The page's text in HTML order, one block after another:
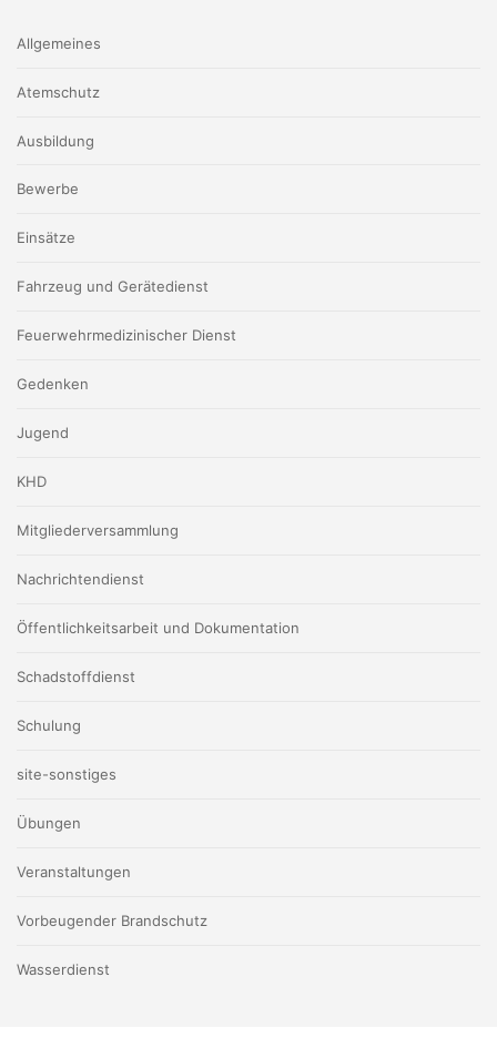
Allgemeines
Atemschutz
Ausbildung
Bewerbe
Einsätze
Fahrzeug und Gerätedienst
Feuerwehrmedizinischer Dienst
Gedenken
Jugend
KHD
Mitgliederversammlung
Nachrichtendienst
Öffentlichkeitsarbeit und Dokumentation
Schadstoffdienst
Schulung
site-sonstiges
Übungen
Veranstaltungen
Vorbeugender Brandschutz
Wasserdienst